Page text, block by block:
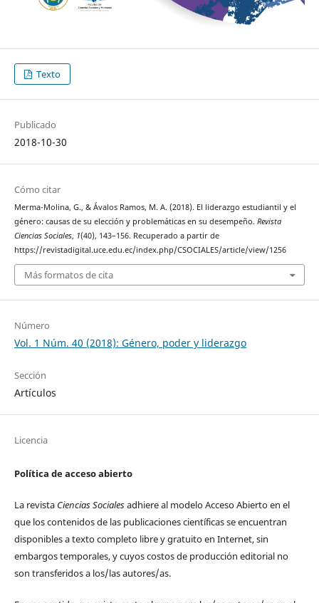
Texto
Publicado
2018-10-30
Cómo citar
Merma-Molina, G., & Ávalos Ramos, M. A. (2018). El liderazgo estudiantil y el
género: causas de su elección y problemáticas en su desempeño. Revista
Ciencias Sociales, 1(40), 143–156. Recuperado a partir de
https://revistadigital.uce.edu.ec/index.php/CSOCIALES/article/view/1256
Más formatos de cita
Número
Vol. 1 Núm. 40 (2018): Género, poder y liderazgo
Sección
Artículos
Licencia
Política de acceso abierto
La revista Ciencias Socialesadhiere al modelo Acceso Abierto en el
que los contenidos de las publicaciones científicas se encuentran
disponibles a texto completo libre y gratuito en Internet, sin
embargos temporales, y cuyos costos de producción editorial no
son transferidos a los/las autores/as.